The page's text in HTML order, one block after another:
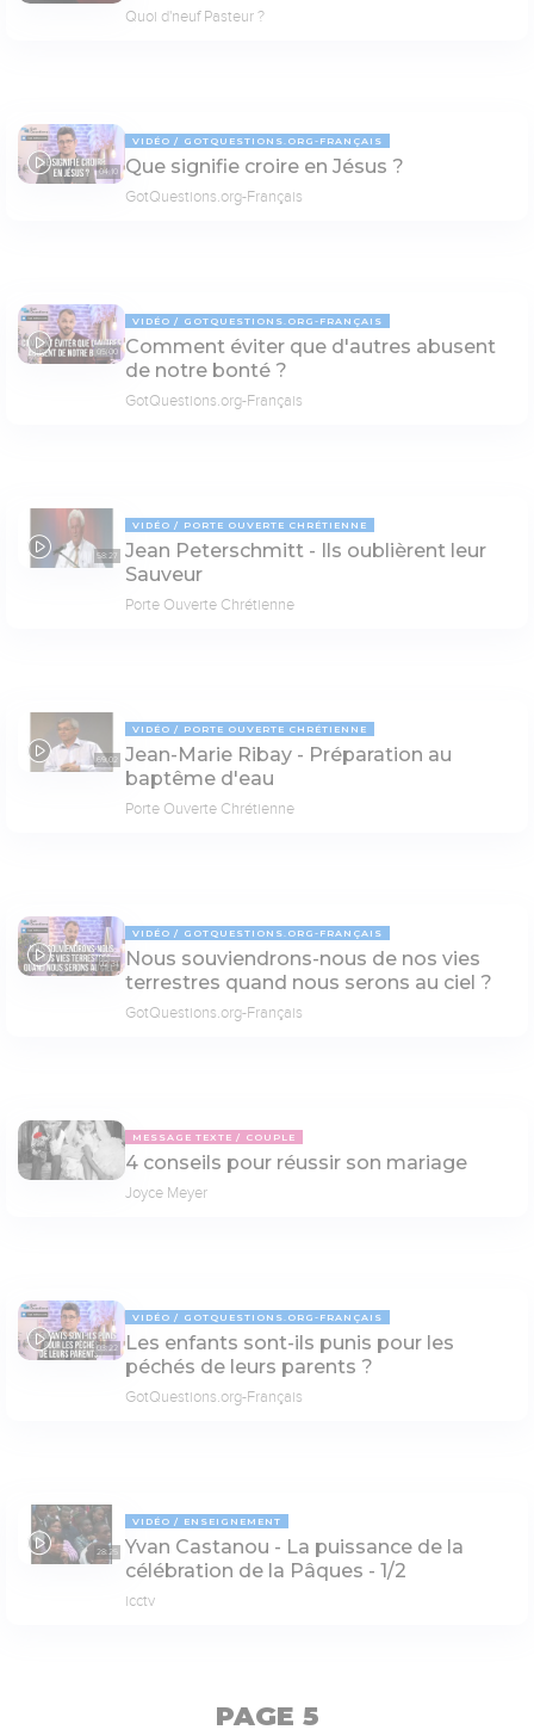
Quoi d'neuf Pasteur ?
04:10
VIDÉO GOTQUESTIONS.ORG-FRANÇAIS
Que signifie croire en Jésus ?
GotQuestions.org-Français
05:00
VIDÉO GOTQUESTIONS.ORG-FRANÇAIS
Comment éviter que d'autres abusent
de notre bonté ?
GotQuestions.org-Français
58:27
VIDÉO PORTE OUVERTE CHRÉTIENNE
Jean Peterschmitt - Ils oublièrent leur
Sauveur
Porte Ouverte Chrétienne
69:02
VIDÉO PORTE OUVERTE CHRÉTIENNE
Jean-Marie Ribay - Préparation au
baptême d'eau
Porte Ouverte Chrétienne
02:31
VIDÉO GOTQUESTIONS.ORG-FRANÇAIS
Nous souviendrons-nous de nos vies
terrestres quand nous serons au ciel ?
GotQuestions.org-Français
MESSAGE TEXTE COUPLE
4 conseils pour réussir son mariage
Joyce Meyer
03:22
VIDÉO GOTQUESTIONS.ORG-FRANÇAIS
Les enfants sont-ils punis pour les
péchés de leurs parents ?
GotQuestions.org-Français
28:25
VIDÉO ENSEIGNEMENT
Yvan Castanou - La puissance de la
célébration de la Pâques - 1/2
icctv
PAGE 5